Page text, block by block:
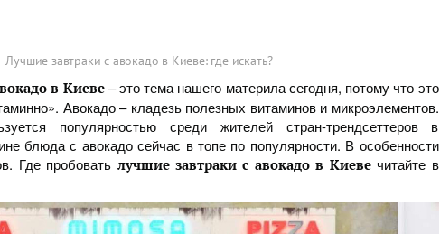
Лучшие завтраки с авокадо в Киеве: где искать?
в Киеве– это тема нашего материла сегодня, потому что это
Авокадо – кладезь полезных витаминов и микроэлементов.
популярностью среди жителей стран-трендсеттеров в
блюда с авокадо сейчас в топе по популярности. В особенности
Где пробовать лучшие завтраки с авокадо в Киевечитайте в